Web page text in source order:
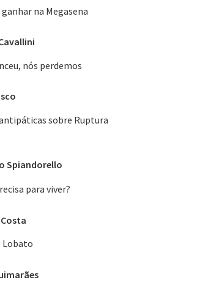
na Megasena
nós perdemos
sobre Ruptura
Spiandorello
para viver?
Lobato